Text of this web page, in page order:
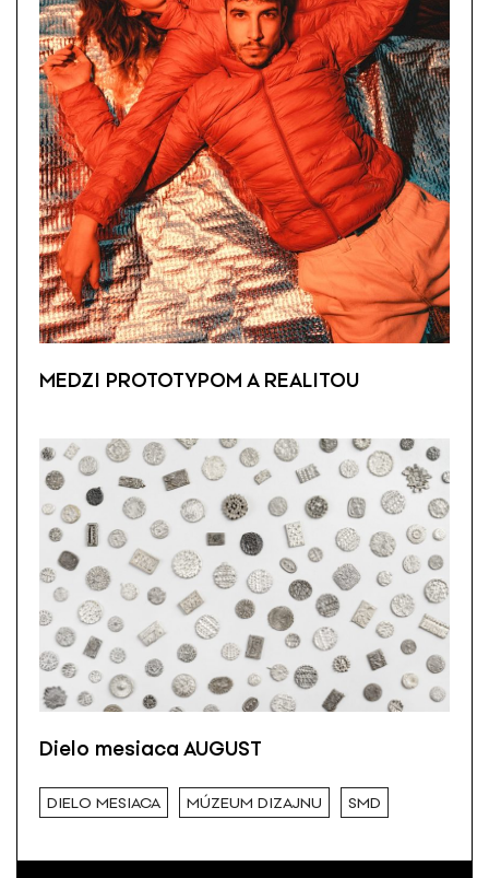
MEDZI PROTOTYPOM A REALITOU
Dielo mesiaca AUGUST
DIELO MESIACA MÚZEUM DIZAJNU SMD